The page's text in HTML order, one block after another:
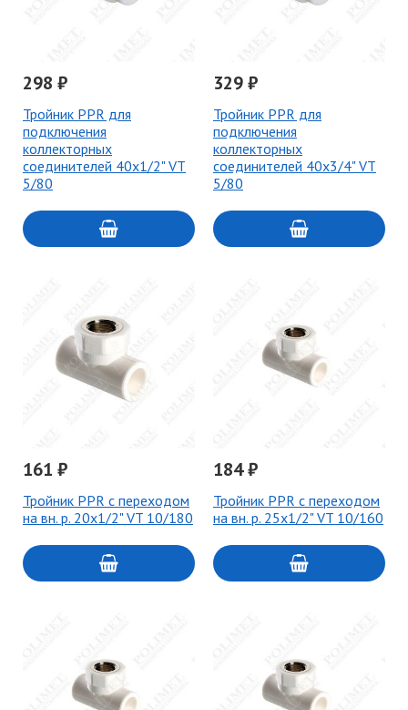
298 ₽
Тройник PPR для
подключения
коллекторных
соединителей 40х1/2" VT
5/80
329 ₽
Тройник PPR для
подключения
коллекторных
соединителей 40х3/4" VT
5/80
161 ₽
Тройник PPR с переходом
на вн. р. 20х1/2" VT 10/180
184 ₽
Тройник PPR с переходом
на вн. р. 25х1/2" VT 10/160